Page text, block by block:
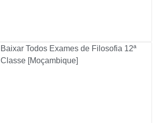
Baixar Todos Exames de Filosofia 12ª
Classe [Moçambique]